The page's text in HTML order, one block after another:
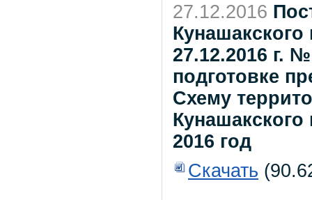
27.12.2016
27.12.2016 г.
подготовке
Схему
2016 год
Скачать